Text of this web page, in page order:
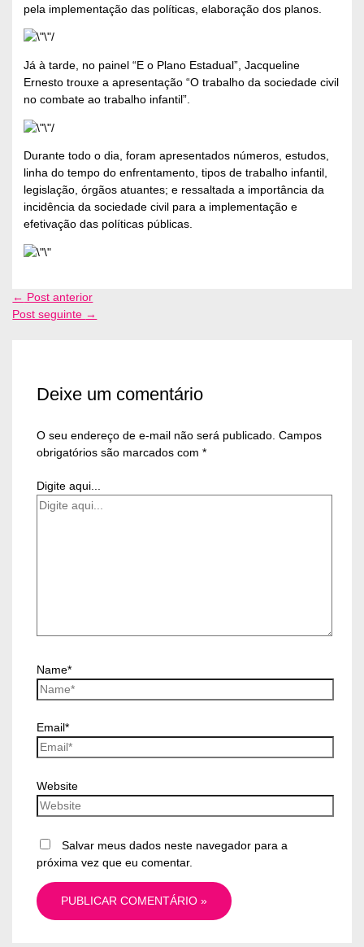
pela implementação das políticas, elaboração dos planos.
Já à tarde, no painel “E o Plano Estadual”, Jacqueline
Ernesto trouxe a apresentação “O trabalho da sociedade civil
no combate ao trabalho infantil”.
Durante todo o dia, foram apresentados números, estudos,
linha do tempo do enfrentamento, tipos de trabalho infantil,
legislação, órgãos atuantes; e ressaltada a importância da
incidência da sociedade civil para a implementação e
efetivação das políticas públicas.
← Post anterior
Post seguinte →
Deixe um comentário
O seu endereço de e-mail não será publicado. Campos
obrigatórios são marcados com *
Digite aqui...
Name*
Email*
Website
Salvar meus dados neste navegador para a
próxima vez que eu comentar.